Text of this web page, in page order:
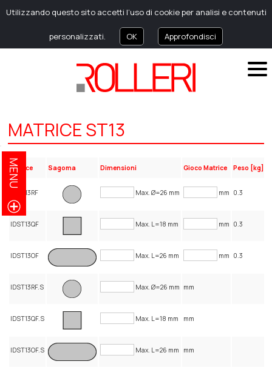
Utilizzando questo sito accetti l’uso di cookie per analisi e contenuti
personalizzati. OK Approfondisci
MATRICE ST13
Codice Sagoma Dimensioni Gioco Matrice Peso [kg]
IDST13RF Max. Ø=26 mm mm 0.3
IDST13QF Max. L=18 mm mm 0.3
IDST13OF Max. L=26 mm mm 0.3
IDST13RF.S Max. Ø=26 mm mm
IDST13QF.S Max. L=18 mm mm
IDST13OF.S Max. L=26 mm mm
MENU